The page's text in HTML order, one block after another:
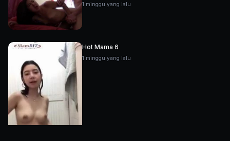
1 minggu yang lalu
Hot Mama 6
1 minggu yang lalu